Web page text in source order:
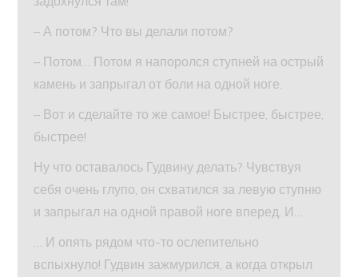
– А потом? Что вы делали потом?
– Потом… Потом я напоролся ступней на острый
камень и запрыгал от боли на одной ноге.
– Вот и сделайте то же самое! Быстрее, быстрее,
быстрее!
Ну что оставалось Гудвину делать? Чувствуя
себя очень глупо, он схватился за левую ступню
и запрыгал на одной правой ноге вперед. И…
… И опять рядом что-то ослепительно
вспыхнуло! Гудвин зажмурился, а когда открыл